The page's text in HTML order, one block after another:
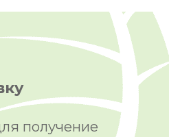
получение